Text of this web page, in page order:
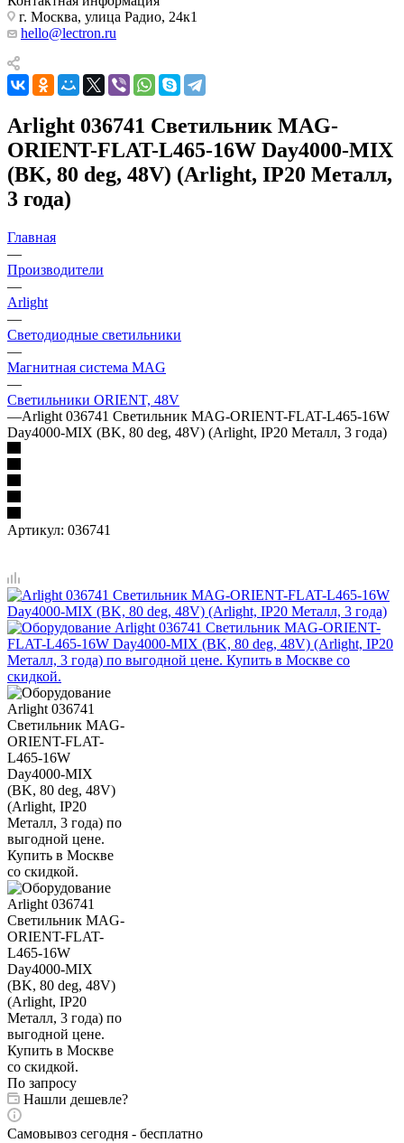
г. Москва, улица Радио, 24к1
hello@lectron.ru
Arlight 036741 Светильник MAG-
ORIENT-FLAT-L465-16W Day4000-MIX
(BK, 80 deg, 48V) (Arlight, IP20 Металл,
3 года)
Главная
—
Производители
—
Arlight
—
Светодиодные светильники
—
Магнитная система MAG
—
Светильники ORIENT, 48V
—Arlight 036741 Светильник MAG-ORIENT-FLAT-L465-16W
Day4000-MIX (BK, 80 deg, 48V) (Arlight, IP20 Металл, 3 года)
Артикул: 036741
По запросу
Нашли дешевле?
Самовывоз сегодня - бесплатно